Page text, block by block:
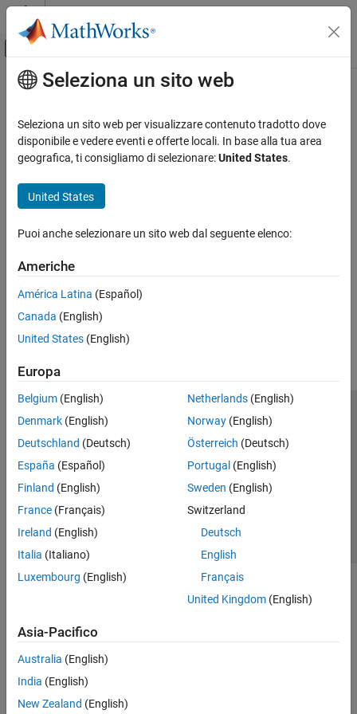
Vai al contenuto
Attiva/disattiva menu di navigazione
Pagina iniziale della documentazione
Contenuto principale
Seleziona un sito web
Seleziona un sito web per visualizzare contenuto tradotto dove
disponibile e vedere eventi e offerte locali. In base alla tua area
geografica, ti consigliamo di selezionare:United States.
United States
Puoi anche selezionare un sito web dal seguente elenco:
Americhe
América Latina (Español)
Canada (English)
United States (English)
Europa
Belgium (English)
Denmark (English)
Deutschland (Deutsch)
España (Español)
Finland (English)
France (Français)
Ireland (English)
Italia (Italiano)
Luxembourg (English)
Netherlands(English)
Norway(English)
Österreich (Deutsch)
Portugal (English)
Sweden (English)
Switzerland
Deutsch
English
Français
United Kingdom(English)
Asia-Pacifico
Australia (English)
India (English)
New Zealand (English)
Centro di fiducia
Informativa sulla privacy
Antipirateria
Stato dell'applicazione
Contatti
© 1994-2026 The MathWorks, Inc.